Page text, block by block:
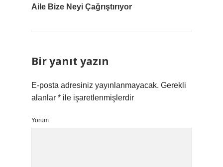
Aile Bize Neyi Çağrıştırıyor
Bir yanıt yazın
E-posta adresiniz yayınlanmayacak. Gerekli
alanlar * ile işaretlenmişlerdir
Yorum